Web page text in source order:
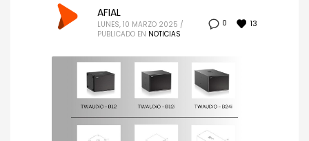
0 13
AFIAL
LUNES, 10 MARZO 2025 /
PUBLICADO EN NOTICIAS